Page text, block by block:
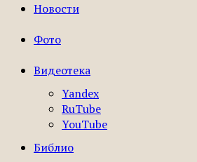
Новости
Фото
Видеотека
Yandex
RuTube
YouTube
Библио